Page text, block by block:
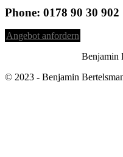
Phone: 0178 90 30 902
Angebot anfordern
Benjamin
© 2023 - Benjamin